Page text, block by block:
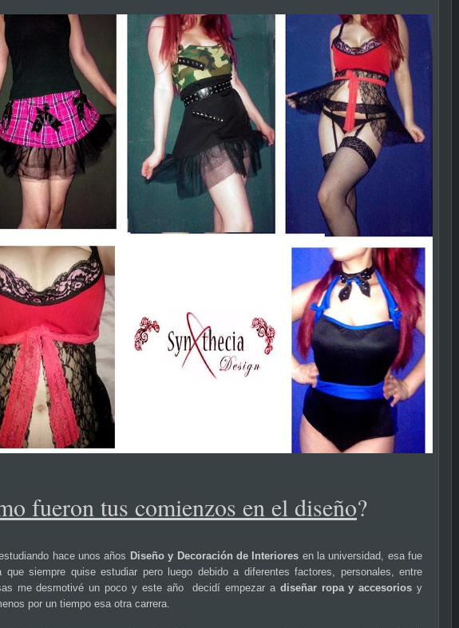
fueron tus comienzos en el diseño?
hace unos años Diseño y Decoración de Interiores en la universidad, esa fue
que siempre quise estudiar pero luego debido a diferentes factores, personales, entre
me desmotivé un poco y este año decidí empezar a diseñar ropa y accesorios y
por un tiempo esa otra carrera.